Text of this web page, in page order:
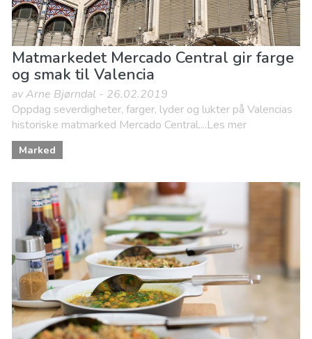
Matmarkedet Mercado Central gir farge
og smak til Valencia
av Arne Bjørndal - 26.02.2019
Oppdag severdigheter, farger, lyder og lukter på Valencias
historiske matmarked Mercado Central....Les mer
Marked